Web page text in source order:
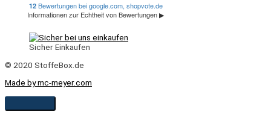
Sicher Einkaufen
© 2020 StoffeBox.de
Made by mc-meyer.com